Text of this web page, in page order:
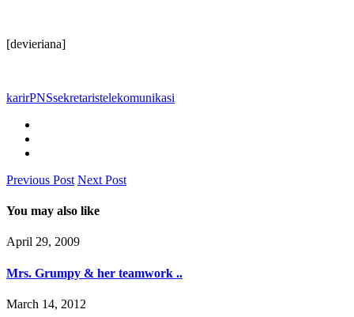
[devieriana]
karirPNSsekretaristelekomunikasi
Previous Post Next Post
You may also like
April 29, 2009
Mrs. Grumpy & her teamwork ..
March 14, 2012